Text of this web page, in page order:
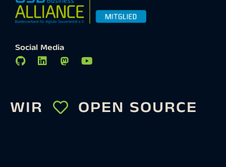
Social Media
WIR OPEN SOURCE